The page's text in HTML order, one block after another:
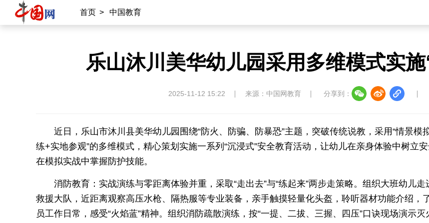
首页 > 中国教育
乐山沐川美华幼儿园采用多维模式实
2025-11-12 15:22 来源：中国网教育 分享到：
近日，乐山市沐川县美华幼儿园围绕“防火、防骗、防暴恐”主题，突破传统说教，采用“情景模
练+实地参观”的多维模式，精心策划实施一系列“沉浸式”安全教育活动，让幼儿在亲身体验中树立安
在模拟实战中掌握防护技能。
消防教育：实战演练与零距离体验并重，采取“走出去”与“练起来”两步走策略。组织大班幼儿走
救援大队，近距离观察高压水枪、隔热服等专业装备，亲手触摸轻量化头盔，聆听器材功能介绍，
员工作日常，感受“火焰蓝”精神。组织消防疏散演练，按“一提、二拔、三握、四压”口诀现场演示灭